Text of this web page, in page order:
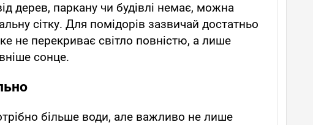
дерев, паркану чи будівлі немає, можна
сітку. Для помідорів зазвичай достатньо
не перекриває світло повністю, а лише
сонце.
більше води, але важливо не лише